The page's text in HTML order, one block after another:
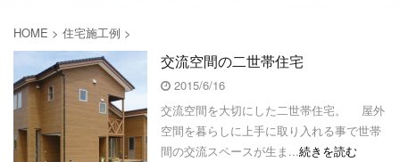
HOME > 住宅施工例 >
交流空間の二世帯住宅
2015/6/16
交流空間を大切にした二世帯住宅。 屋外
空間を暮らしに上手に取り入れる事で世帯
間の交流スペースが生ま...続きを読む